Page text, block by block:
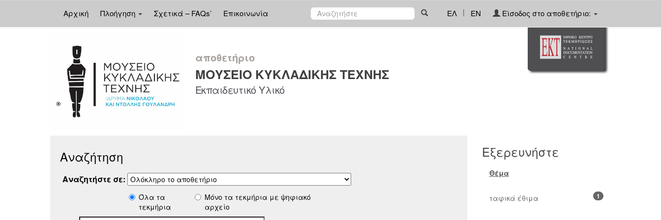
Αρχική Πλοήγηση Σχετικά – FAQs’ Επικοινωνία ΕΛ | EN Είσοδος στο αποθετήριο:
αποθετήριο
ΜΟΥΣΕΙΟ ΚΥΚΛΑΔΙΚΗΣ ΤΕΧΝΗΣ
Εκπαιδευτικό Υλικό
Αναζήτηση
Αναζητήστε σε:
Όλα τα
τεκμήρια
Μόνο τα τεκμήρια με ψηφιακό
αρχείο
Εξερευνήστε
Θέμα
1
ταφικά έθιμα